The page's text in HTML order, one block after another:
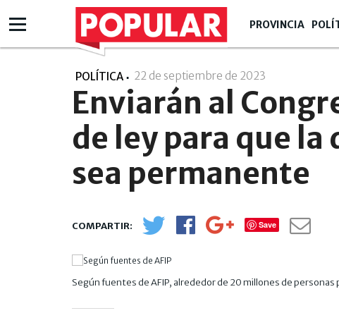
PROVINCIA
POLÍTICA 22 de septiembre de 2023
Enviarán al
de ley para que la
sea permanente
Save
Según fuentes de AFIP, alrededor de 20 millones de